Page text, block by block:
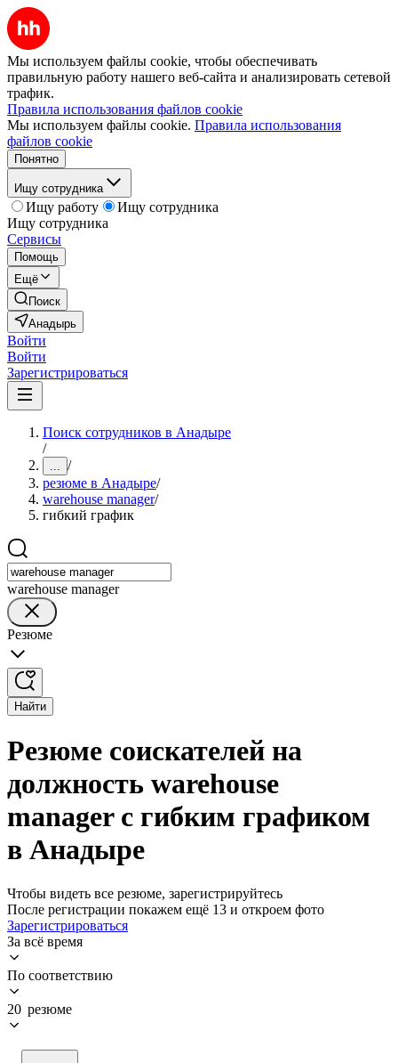
Мы используем файлы cookie, чтобы обеспечивать
правильную работу нашего веб-сайта и анализировать сетевой
трафик.
Правила использования файлов cookie
Мы используем файлы cookie. Правила использования
файлов cookie
Понятно
Ищу сотрудника
Ищу работу
Ищу сотрудника
Ищу сотрудника
Сервисы
Помощь
Ещё
Поиск
Анадырь
Войти
Войти
Зарегистрироваться
Поиск сотрудников в Анадыре
/
... /
резюме в Анадыре/
warehouse manager/
гибкий график
warehouse manager
Резюме
Найти
Резюме соискателей на
должность warehouse
manager с гибким графиком
в Анадыре
Чтобы видеть все резюме, зарегистрируйтесь
После регистрации покажем ещё 13 и откроем фото
Зарегистрироваться
За всё время
По соответствию
20 резюме